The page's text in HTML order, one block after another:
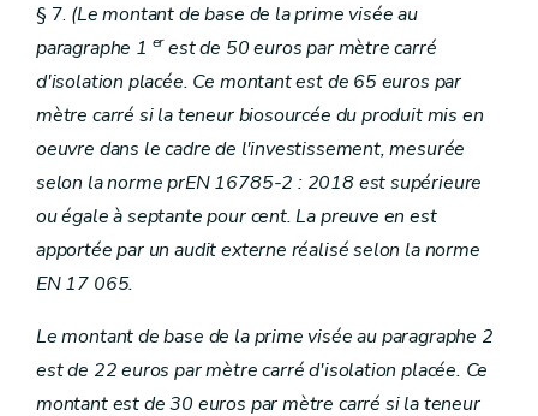
§ 7. (Le montant de base de la prime visée au
paragraphe 1 erest de 50 euros par mètre carré
d'isolation placée. Ce montant est de 65 euros par
mètre carré si la teneur biosourcée du produit mis en
oeuvre dans le cadre de l'investissement, mesurée
selon la norme prEN 16785-2 : 2018 est supérieure
ou égale à septante pour cent. La preuve en est
apportée par un audit externe réalisé selon la norme
EN 17 065.
Le montant de base de la prime visée au paragraphe 2
est de 22 euros par mètre carré d'isolation placée. Ce
montant est de 30 euros par mètre carré si la teneur